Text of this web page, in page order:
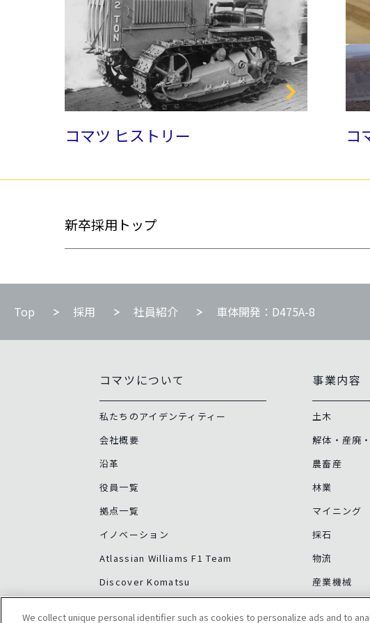
コマツ ヒストリー コ
新卒採用トップ
Top 採用 社員紹介 車体開発：D475A-8
コマツについて
私たちのアイデンティティー
会社概要
沿革
役員一覧
拠点一覧
イノベーション
Atlassian Williams F1 Team
Discover Komatsu
事業内容
土木
解体・産廃
農畜産
林業
マイニング
採石
物流
産業機械
We collect unique personal identifier such as cookies to personalize ads and to